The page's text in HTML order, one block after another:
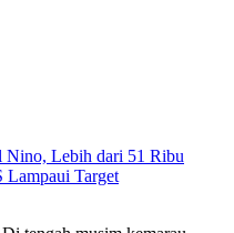
Nino, Lebih dari 51 Ribu
Lampaui Target